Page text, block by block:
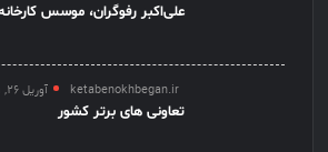
علی‌اکبر رفوگران، موسس
ketabenokhbegan.ir آوریل 26, 2021
تعاونی های برتر کشور